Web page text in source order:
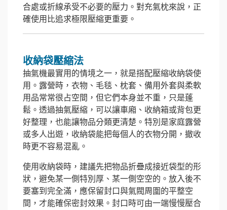
合處或折線承受不必要的壓力。對充氣枕來說，正
確使用比追求極限壓縮更重要。
收納袋壓縮法
抽氣機最實用的情境之一，就是搭配壓縮收納袋使
用。露營時，衣物、毛毯、枕套、備用外套與柔軟
用品常常很占空間，但它們本身並不重，只是蓬
鬆。透過抽氣壓縮，可以讓車廂、收納箱或背包更
好整理，也能讓物品分類更清楚。特別是家庭露營
或多人出遊，收納袋能把每個人的衣物分開，撤收
時更不容易混亂。
使用收納袋時，建議先把物品折疊成接近袋型的形
狀，避免某一側特別厚、某一側空空的。放入後不
要塞到完全滿，應保留封口與氣閥周圍的平整空
間，才能確保密封效果。封口時可由一端慢慢壓合